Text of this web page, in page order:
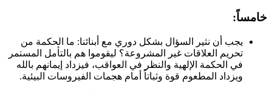
خامساً:
يجب أن نثير السؤال بشكل دوري مع أبنائنا: ما الحكمة من
تحريم العلاقات غير المشروعة؟ ليقوموا هم بالتأمل المستمر
في الحكمة الإلهية والنظر في العواقب، فيزداد إيمانهم بالله
ويزداد المطعوم قوة وثباتاً أمام هجمات الفيروسات البيئية.